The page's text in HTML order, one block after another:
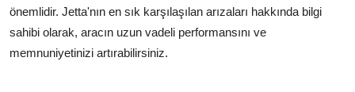
önemlidir. Jetta'nın en sık karşılaşılan arızaları hakkında bilgi
sahibi olarak, aracın uzun vadeli performansını ve
memnuniyetinizi artırabilirsiniz.